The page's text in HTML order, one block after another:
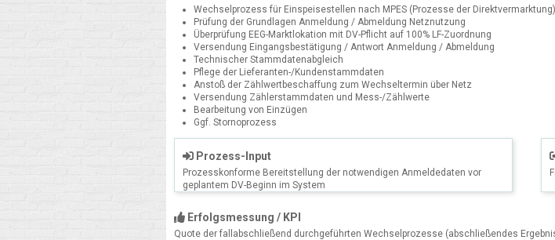
Wechselprozess für Einspeisestellen nach MPES (Prozesse der Direktvermarktung)
Prüfung der Grundlagen Anmeldung / Abmeldung Netznutzung
Überprüfung EEG-Marktlokation mit DV-Pflicht auf 100% LF-Zuordnung
Versendung Eingangsbestätigung / Antwort Anmeldung / Abmeldung
Technischer Stammdatenabgleich
Pflege der Lieferanten-/Kundenstammdaten
Anstoß der Zählwertbeschaffung zum Wechseltermin über Netz
Versendung Zählerstammdaten und Mess-/Zählwerte
Bearbeitung von Einzügen
Ggf. Stornoprozess
Prozess-Input
Prozesskonforme Bereitstellung der notwendigen Anmeldedaten vor
geplantem DV-Beginn im System
Erfolgsmessung / KPI
Quote der fallabschließend durchgeführten Wechselprozesse (abschließendes